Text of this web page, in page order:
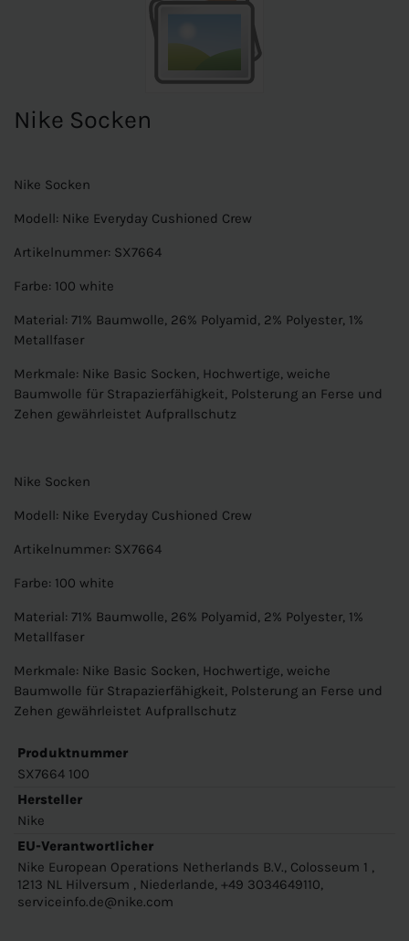
Nike Socken
Nike Socken
Modell: Nike Everyday Cushioned Crew
Artikelnummer: SX7664
Farbe: 100 white
Material: 71% Baumwolle, 26% Polyamid, 2% Polyester, 1%
Metallfaser
Merkmale: Nike Basic Socken, Hochwertige, weiche
Baumwolle für Strapazierfähigkeit, Polsterung an Ferse und
Zehen gewährleistet Aufprallschutz
Nike Socken
Modell: Nike Everyday Cushioned Crew
Artikelnummer: SX7664
Farbe: 100 white
Material: 71% Baumwolle, 26% Polyamid, 2% Polyester, 1%
Metallfaser
Merkmale: Nike Basic Socken, Hochwertige, weiche
Baumwolle für Strapazierfähigkeit, Polsterung an Ferse und
Zehen gewährleistet Aufprallschutz
Produktnummer
SX7664 100
Hersteller
Nike
EU-Verantwortlicher
Nike European Operations Netherlands B.V., Colosseum 1 ,
1213 NL Hilversum , Niederlande, +49 3034649110,
serviceinfo.de@nike.com